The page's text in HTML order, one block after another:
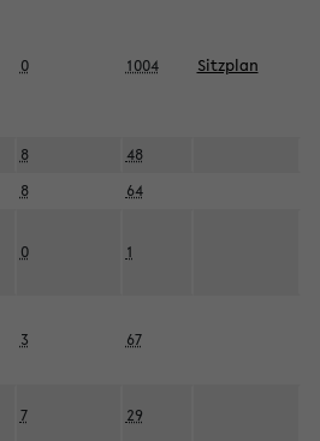
0 1004 Sitzplan
8
48
8 64
0 1
3 67
7 29